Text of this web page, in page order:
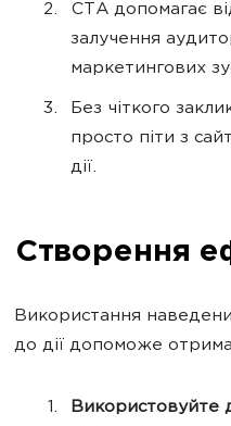
CTA допомагає
залучення
маркетингових
Без чіткого
просто піти з
дії.
Створення
Використання
до дії допоможе
Використовуйте